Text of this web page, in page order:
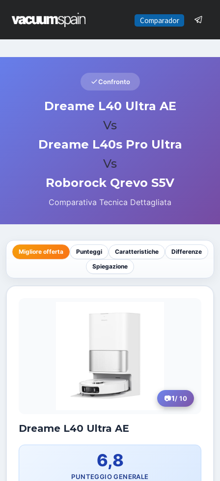
contenido
Comparador
Confronto
Dreame L40 Ultra AE
Vs
Dreame L40s Pro Ultra
Vs
Roborock Qrevo S5V
Comparativa Tecnica Dettagliata
Migliore offerta Punteggi Caratteristiche
Differenze
Spiegazione
1/ 10
Dreame L40 Ultra AE
6,8
PUNTEGGIO GENERALE